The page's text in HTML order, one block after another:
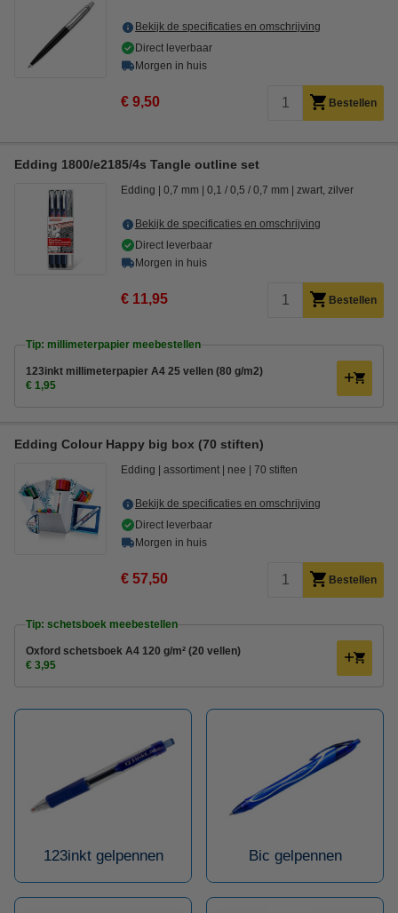
Bekijk de specificaties en omschrijving
Direct leverbaar
Morgen in huis
€ 9,50 Bestellen
Edding 1800/e2185/4s Tangle outline set
Edding 0,7 mm 0,1 / 0,5 / 0,7 mm zwart, zilver
Bekijk de specificaties en omschrijving
Direct leverbaar
Morgen in huis
€ 11,95 Bestellen
Tip: millimeterpapier meebestellen
123inkt millimeterpapier A4 25 vellen (80 g/m2)
€ 1,95
Edding Colour Happy big box (70 stiften)
Edding assortiment nee 70 stiften
Bekijk de specificaties en omschrijving
Direct leverbaar
Morgen in huis
€ 57,50 Bestellen
Tip: schetsboek meebestellen
Oxford schetsboek A4 120 g/m² (20 vellen)
€ 3,95
123inkt gelpennen Bic gelpennen